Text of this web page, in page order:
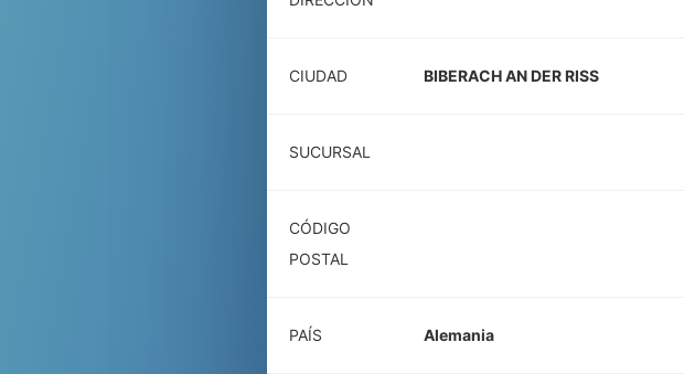
CIUDAD BIBERACH AN DER RISS
SUCURSAL
CÓDIGO
POSTAL
PAÍS Alemania